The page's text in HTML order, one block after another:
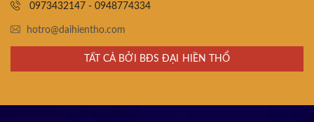
0973432147 - 0948774334
hotro@daihientho.com
TẤT CẢ BỞI BĐS ĐẠI HIỀN THỔ